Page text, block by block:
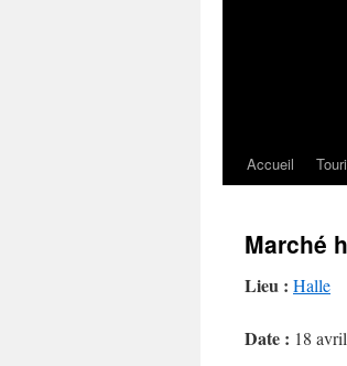
Accueil
Marché
Lieu : Halle
Date : 18